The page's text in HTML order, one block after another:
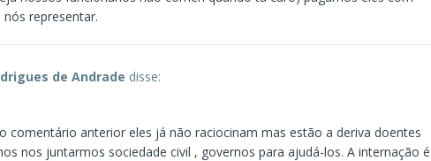
representar.
de Andrade disse:
comentário anterior eles já não raciocinam mas estão a deriva doentes
nos juntarmos sociedade civil , governos para ajudá-los. A internação é